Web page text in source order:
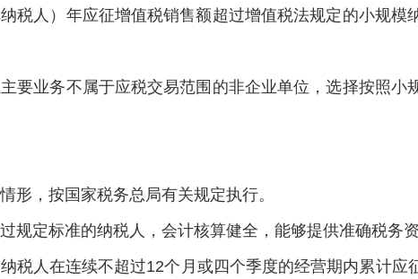
税人）年应征增值税销售额超过增值税法规定的小规
主要业务不属于应税交易范围的非企业单位，选择按照
形，按国家税务总局有关规定执行。
规定标准的纳税人，会计核算健全，能够提供准确税务
税人在连续不超过12个月或四个季度的经营期内累计